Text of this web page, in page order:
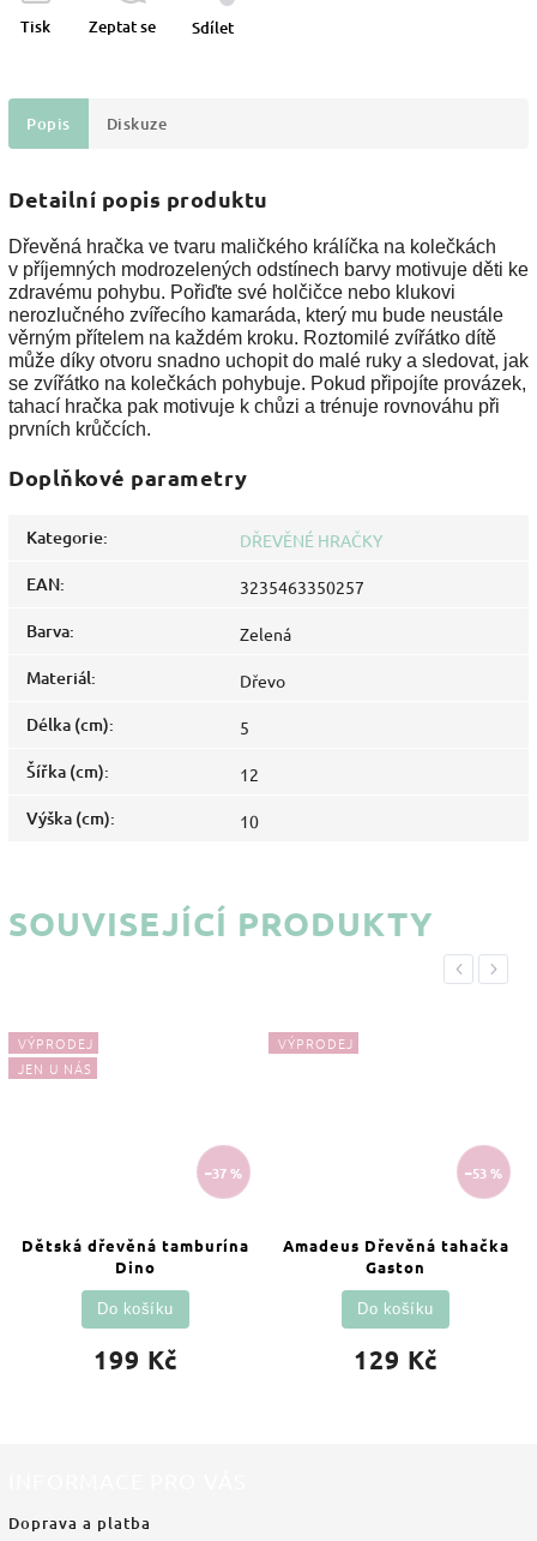
Tisk Zeptat se Sdílet
Popis Diskuze
Detailní popis produktu
Dřevěná hračka ve tvaru maličkého králíčka na kolečkách
v příjemných modrozelených odstínech barvy motivuje děti ke
zdravému pohybu. Pořiďte své holčičce nebo klukovi
nerozlučného zvířecího kamaráda, který mu bude neustále
věrným přítelem na každém kroku. Roztomilé zvířátko dítě
může díky otvoru snadno uchopit do malé ruky a sledovat, jak
se zvířátko na kolečkách pohybuje. Pokud připojíte provázek,
tahací hračka pak motivuje k chůzi a trénuje rovnováhu při
prvních krůčcích.
Doplňkové parametry
Kategorie: DŘEVĚNÉ HRAČKY
EAN: 3235463350257
Barva: Zelená
Materiál: Dřevo
Délka (cm): 5
Šířka (cm): 12
Výška (cm): 10
SOUVISEJÍCÍ PRODUKTY
Previous
VÝPRODEJ
JEN U NÁS
–37 %
Dětská dřevěná tamburína
Dino
199 Kč
Do košíku
VÝPRODEJ
–53 %
Amadeus Dřevěná tahačka
Gaston
129 Kč
Do košíku
Next
Doprava a platba